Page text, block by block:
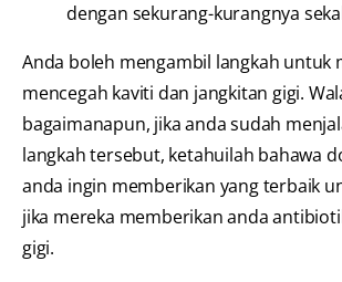
dengan sekurang-kurangnya
Anda boleh mengambil langkah untuk
mencegah kaviti dan jangkitan gigi.
bagaimanapun, jika anda sudah
langkah tersebut, ketahuilah bahawa
anda ingin memberikan yang terbaik
jika mereka memberikan anda
gigi.